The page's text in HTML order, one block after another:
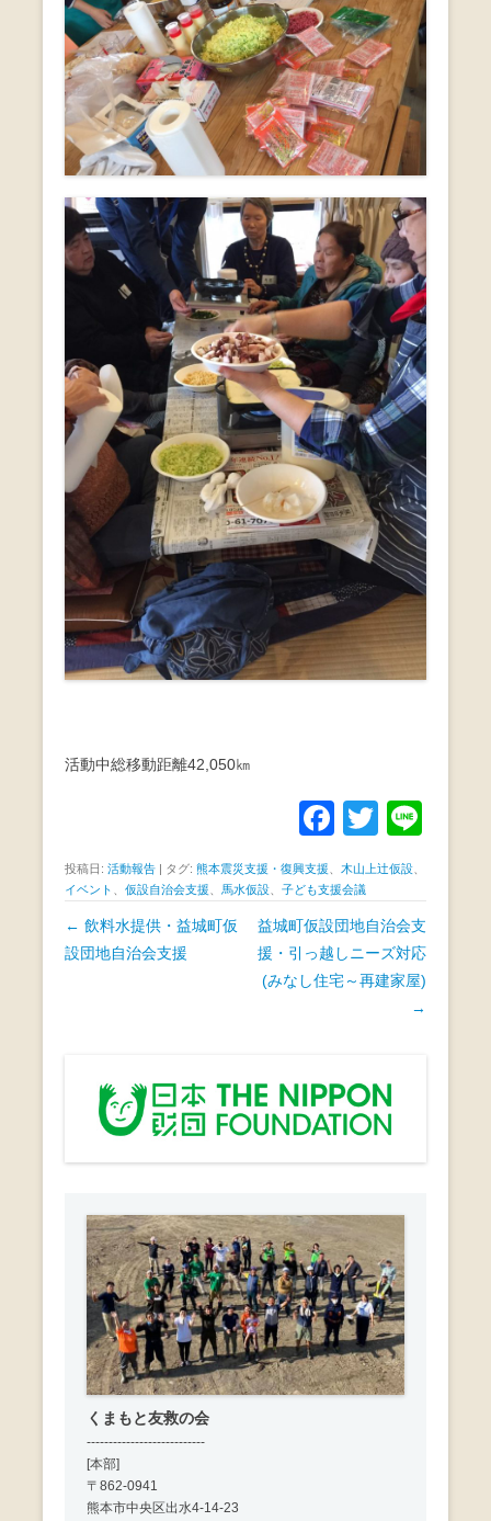
活動中総移動距離42,050㎞
F
a
c
e
b
o
T
wi
tt
er
投稿日: 活動報告 | タグ: 熊本震災支援・復興支援 木山上辻仮設
イベント
仮設自治会支援 馬水仮設 子ども支援会議
投
稿
← 飲料水提供・益城町仮
設団地自治会支援
益城町仮設団地自治会支
援・引っ越しニーズ対応
(みなし住宅～再建家屋)
→
くまもと友救の会
---------------------------
[本部]
〒862-0941
熊本市中央区出水4-14-23